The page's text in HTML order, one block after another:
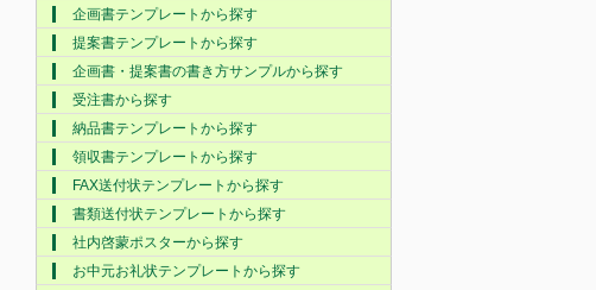
企画書テンプレートから探す
提案書テンプレートから探す
企画書・提案書の書き方サンプルから探す
受注書から探す
納品書テンプレートから探す
領収書テンプレートから探す
FAX送付状テンプレートから探す
書類送付状テンプレートから探す
社内啓蒙ポスターから探す
お中元お礼状テンプレートから探す